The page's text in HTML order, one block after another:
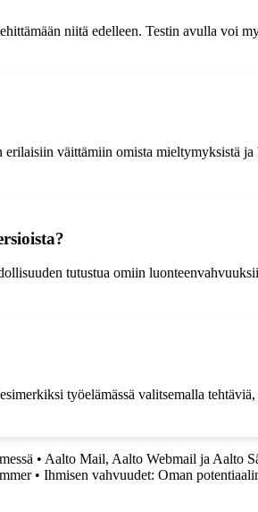
niitä edelleen. Testin avulla voi
väittämiin omista mieltymyksistä
tutustua omiin
työelämässä valitsemalla
• Aalto Mail, Aalto Webmail ja Aalto
• Ihmisen vahvuudet: Oman